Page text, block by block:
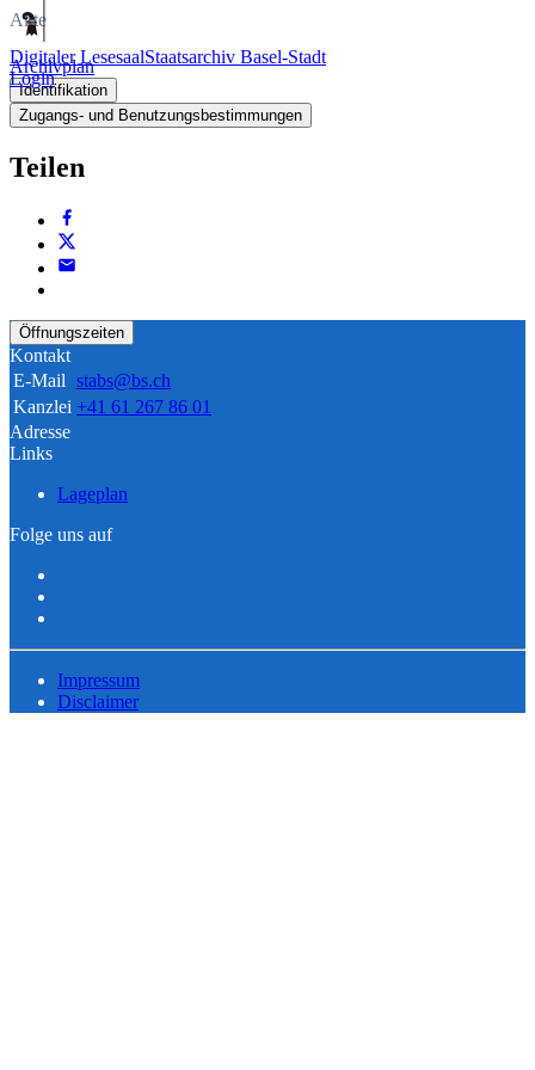
Digitaler LesesaalStaatsarchiv Basel-Stadt
Login
Akte
Archivplan
Identifikation
Zugangs- und Benutzungsbestimmungen
Teilen
Öffnungszeiten
Kontakt
E-Mail stabs@bs.ch
Kanzlei +41 61 267 86 01
Adresse
Links
Lageplan
Folge uns auf
Impressum
Disclaimer